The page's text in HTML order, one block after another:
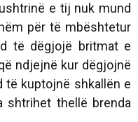
e tij nuk mund
për të mbështetur
të dëgjojë britmat e
ndjejnë kur dëgjojnë
të kuptojnë shkallën e
thellë brenda